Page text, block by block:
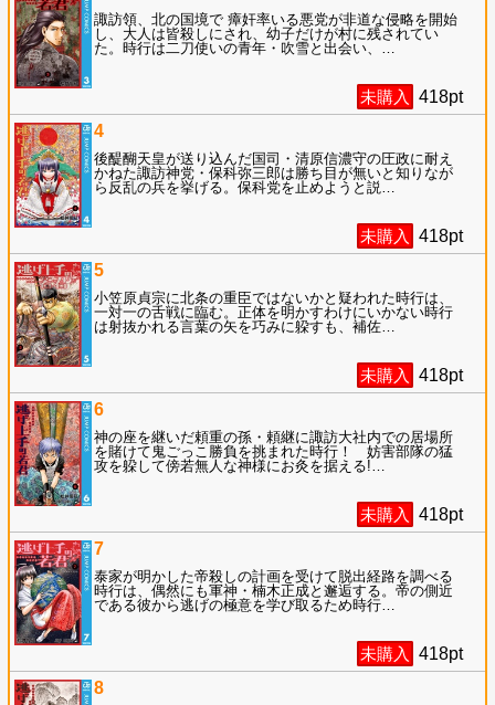
諏訪領、北の国境で 瘴奸率いる悪党が非道な侵略を開始
し、大人は皆殺しにされ、幼子だけが村に残されてい
た。時行は二刀使いの青年・吹雪と出会い、
未購入 418pt
4
後醍醐天皇が送り込んだ国司・清原信濃守の圧政に耐え
かねた諏訪神党・保科弥三郎は勝ち目が無いと知りなが
ら反乱の兵を挙げる。保科党を止めようと説
未購入 418pt
5
小笠原貞宗に北条の重臣ではないかと疑われた時行は、
一対一の舌戦に臨む。正体を明かすわけにいかない時行
は射抜かれる言葉の矢を巧みに躱すも、補佐
未購入 418pt
6
神の座を継いだ頼重の孫・頼継に諏訪大社内での居場所
を賭けて鬼ごっこ勝負を挑まれた時行！ 妨害部隊の猛
攻を躱して傍若無人な神様にお灸を据える!
未購入 418pt
7
泰家が明かした帝殺しの計画を受けて脱出経路を調べる
時行は、偶然にも軍神・楠木正成と邂逅する。帝の側近
である彼から逃げの極意を学び取るため時行
未購入 418pt
8